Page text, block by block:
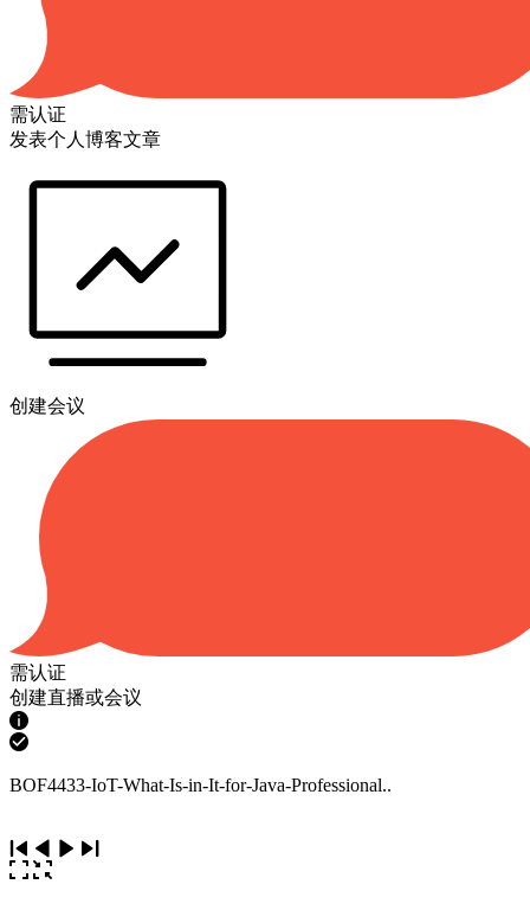
需认证
发表个人博客文章
创建会议
需认证
创建直播或会议
BOF4433-IoT-What-Is-in-It-for-Java-Professional..